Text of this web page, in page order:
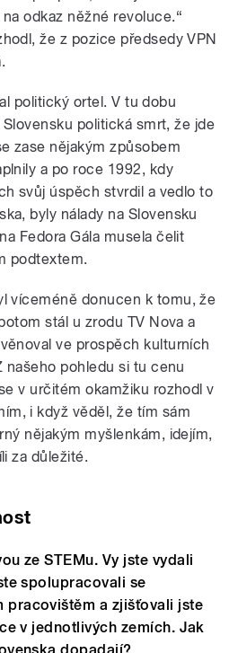
odkaz něžné revoluce.“
že z pozice předsedy VPN
politický ortel. V tu dobu
politická smrt, že jde
zase nějakým způsobem
a po roce 1992, kdy
svůj úspěch stvrdil a vedlo to
byly nálady na Slovensku
Fedora Gála musela čelit
podtextem.
víceméně donucen k tomu, že
stál u zrodu TV Nova a
ve prospěch kulturních
našeho pohledu si tu cenu
v určitém okamžiku rozhodl v
i když věděl, že tím sám
nějakým myšlenkám, idejím,
za důležité.
ze STEMu. Vy jste vydali
spolupracovali se
pracovištěm a zjišťovali jste
v jednotlivých zemích. Jak